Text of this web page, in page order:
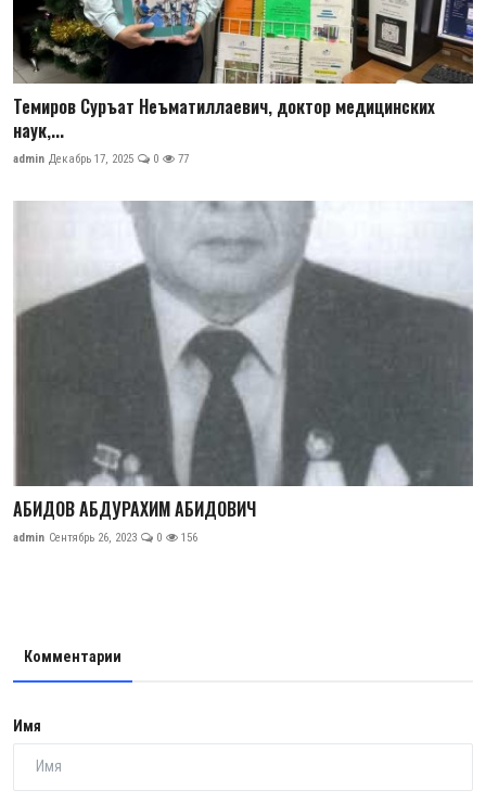
Темиров Суръат Неъматиллаевич, доктор медицинских
наук,...
admin Декабрь 17, 2025 0 77
АБИДОВ АБДУРАХИМ АБИДОВИЧ
admin Сентябрь 26, 2023 0 156
Комментарии
Имя